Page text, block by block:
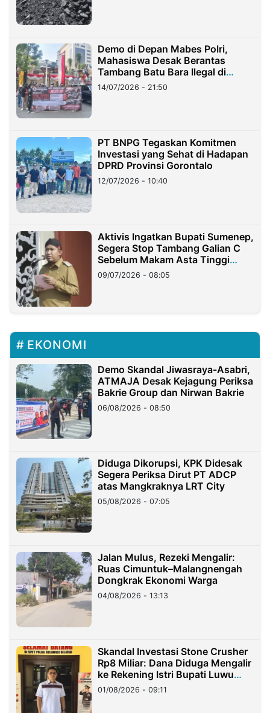
Demo di Depan Mabes Polri,
Mahasiswa Desak Berantas
Tambang Batu Bara Ilegal di
Lampung
14/07/2026 - 21:50
PT BNPG Tegaskan Komitmen
Investasi yang Sehat di Hadapan
DPRD Provinsi Gorontalo
12/07/2026 - 10:40
Aktivis Ingatkan Bupati Sumenep,
Segera Stop Tambang Galian C
Sebelum Makam Asta Tinggi
Longsor
09/07/2026 - 08:05
EKONOMI
Demo Skandal Jiwasraya-Asabri,
ATMAJA Desak Kejagung Periksa
Bakrie Group dan Nirwan Bakrie
06/08/2026 - 08:50
Diduga Dikorupsi, KPK Didesak
Segera Periksa Dirut PT ADCP
atas Mangkraknya LRT City
05/08/2026 - 07:05
Jalan Mulus, Rezeki Mengalir:
Ruas Cimuntuk–Malangnengah
Dongkrak Ekonomi Warga
04/08/2026 - 13:13
Skandal Investasi Stone Crusher
Rp8 Miliar: Dana Diduga Mengalir
ke Rekening Istri Bupati Luwu
Timur
01/08/2026 - 09:11